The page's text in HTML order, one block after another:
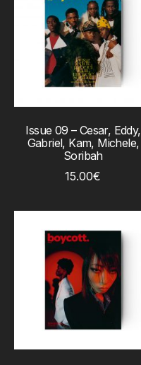
AJOUTER AU PANIER
Issue 09 – Cesar, Eddy,
Gabriel, Kam, Michele,
Soribah
15.00€